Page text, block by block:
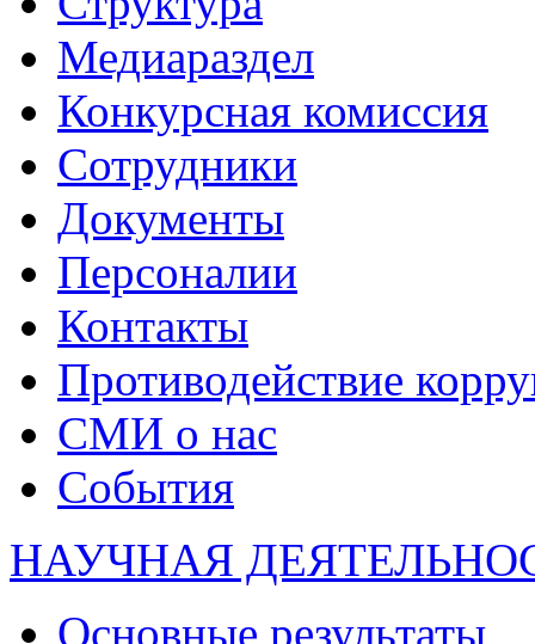
Медиараздел
Конкурсная комиссия
Сотрудники
Документы
Персоналии
Контакты
Противодействие
СМИ о нас
События
НАУЧНАЯ
Основные результаты